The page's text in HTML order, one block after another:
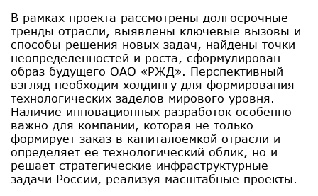
В рамках проекта рассмотрены долгосрочные
тренды отрасли, выявлены ключевые вызовы и
способы решения новых задач, найдены точки
неопределенностей и роста, сформулирован
образ будущего ОАО «РЖД». Перспективный
взгляд необходим холдингу для формирования
технологических заделов мирового уровня.
Наличие инновационных разработок особенно
важно для компании, которая не только
формирует заказ в капиталоемкой отрасли и
определяет ее технологический облик, но и
решает стратегические инфраструктурные
задачи России, реализуя масштабные проекты.